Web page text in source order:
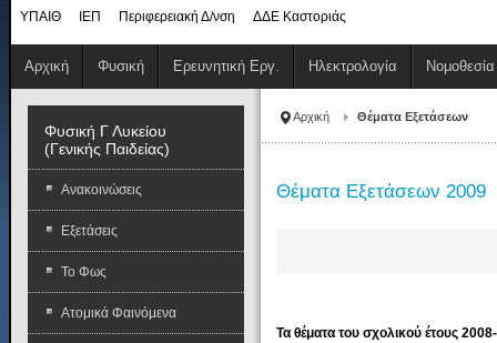
ΥΠΑΙΘ ΙΕΠ Περιφερειακή Δ/νση ΔΔΕ Καστοριάς
Αρχική Φυσική Ερευνητική Εργ. Ηλεκτρολογία Νομοθεσία
Αρχική Θέματα Εξετάσεων
Θέματα Εξετάσεων 2009
Τα θέματα του σχολικού έτους
Φυσική Γ Λυκείου
(Γενικής Παιδείας)
Ανακοινώσεις
Εξετάσεις
Το Φως
Ατομικά Φαινόμενα